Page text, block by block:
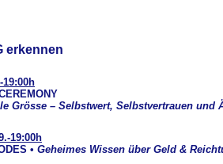
erkennen
19:00h
Grösse – Selbstwert, Selbstvertrauen und
19:00h
• Geheimes Wissen über Geld &